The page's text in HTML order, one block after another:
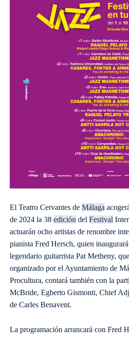
El Teatro Cervantes de Málaga
de 2024 la 38 edición del Festival
actuarán ocho artistas de renombre
pianista Fred Hersch, quien
legendario guitarrista Pat Metheny,
organizado por el Ayuntamiento de
Procultura, contará también con la
McBride, Egberto Gismonti, Chief
de Carles Benavent.
La programación arrancará con Fred